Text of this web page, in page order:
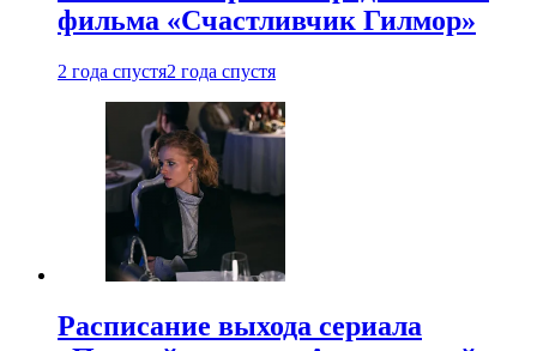
фильма «Счастливчик Гилмор»
2 года спустя2 года спустя
Расписание выхода сериала